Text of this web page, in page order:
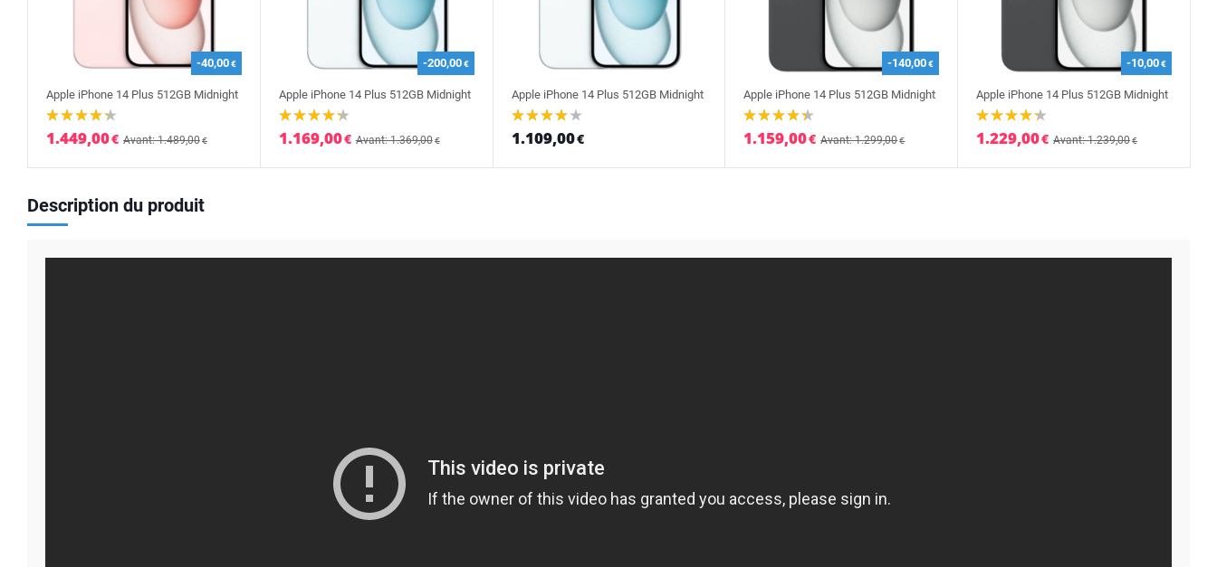
-40,00€
Apple iPhone 14 Plus 512GB Midnight
1.449,00€ Avant: 1.489,00€
-200,00€
Apple iPhone 14 Plus 512GB Midnight
1.169,00€ Avant: 1.369,00€
Apple iPhone 14 Plus 512GB Midnight
1.109,00€
-140,00€
Apple iPhone 14 Plus 512GB Midnight
1.159,00€ Avant: 1.299,00€
-10,00€
Apple iPhone 14 Plus 512GB Midnight
1.229,00€ Avant: 1.239,00€
Description du produit